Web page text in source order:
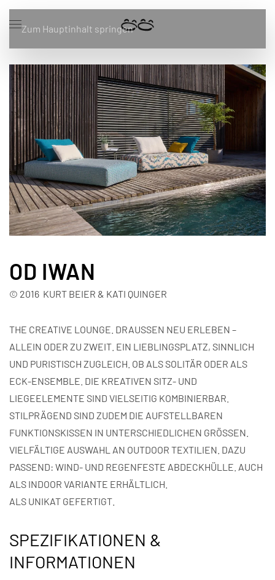
Zum Hauptinhalt springen
OD IWAN
© 2016 KURT BEIER & KATI QUINGER
THE CREATIVE LOUNGE. DRAUSSEN NEU ERLEBEN –
ALLEIN ODER ZU ZWEIT. EIN LIEBLINGSPLATZ, SINNLICH
UND PURISTISCH ZUGLEICH. OB ALS SOLITÄR ODER ALS
ECK-ENSEMBLE. DIE KREATIVEN SITZ- UND
LIEGEELEMENTE SIND VIELSEITIG KOMBINIERBAR.
STILPRÄGEND SIND ZUDEM DIE AUFSTELLBAREN
FUNKTIONSKISSEN IN UNTERSCHIEDLICHEN GRÖSSEN.
VIELFÄLTIGE AUSWAHL AN OUTDOOR TEXTILIEN. DAZU
PASSEND: WIND- UND REGENFESTE ABDECKHÜLLE. AUCH
ALS INDOOR VARIANTE ERHÄLTLICH.
ALS UNIKAT GEFERTIGT.
SPEZIFIKATIONEN &
INFORMATIONEN